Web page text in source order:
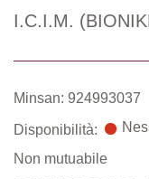
I.C.I.M.
Minsan: 924993037
Disponibilità:
Non mutuabile